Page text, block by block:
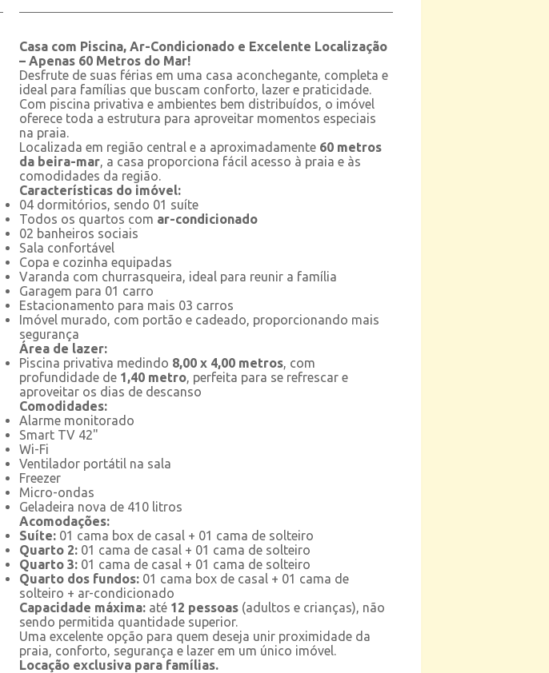
Casa com Piscina, Ar-Condicionado e Excelente Localização
– Apenas 60 Metros do Mar!
Desfrute de suas férias em uma casa aconchegante, completa e
ideal para famílias que buscam conforto, lazer e praticidade.
Com piscina privativa e ambientes bem distribuídos, o imóvel
oferece toda a estrutura para aproveitar momentos especiais
na praia.
Localizada em região central e a aproximadamente 60 metros
da beira-mar, a casa proporciona fácil acesso à praia e às
comodidades da região.
Características do imóvel:
04 dormitórios, sendo 01 suíte
Todos os quartos com ar-condicionado
02 banheiros sociais
Sala confortável
Copa e cozinha equipadas
Varanda com churrasqueira, ideal para reunir a família
Garagem para 01 carro
Estacionamento para mais 03 carros
Imóvel murado, com portão e cadeado, proporcionando mais
segurança
Área de lazer:
Piscina privativa medindo 8,00 x 4,00 metros, com
profundidade de 1,40 metro, perfeita para se refrescar e
aproveitar os dias de descanso
Comodidades:
Alarme monitorado
Smart TV 42"
Wi-Fi
Ventilador portátil na sala
Freezer
Micro-ondas
Geladeira nova de 410 litros
Acomodações:
Suíte:01 cama box de casal + 01 cama de solteiro
Quarto 2:01 cama de casal + 01 cama de solteiro
Quarto 3:01 cama de casal + 01 cama de solteiro
Quarto dos fundos:01 cama box de casal + 01 cama de
solteiro + ar-condicionado
Capacidade máxima:até 12 pessoas(adultos e crianças), não
sendo permitida quantidade superior.
Uma excelente opção para quem deseja unir proximidade da
praia, conforto, segurança e lazer em um único imóvel.
Locação exclusiva para famílias.